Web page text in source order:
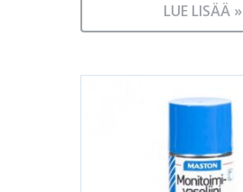
LUE LISÄÄ »